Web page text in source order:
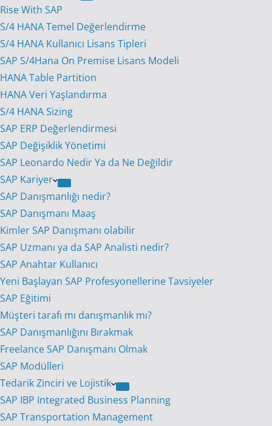
Rise With SAP
S/4 HANA Temel Değerlendirme
S/4 HANA Kullanıcı Lisans Tipleri
SAP S/4Hana On Premise Lisans Modeli
HANA Table Partition
HANA Veri Yaşlandırma
S/4 HANA Sizing
SAP ERP Değerlendirmesi
SAP Değişiklik Yönetimi
SAP Leonardo Nedir Ya da Ne Değildir
SAP Kariyer
SAP Danışmanlığı nedir?
SAP Danışmanı Maaş
Kimler SAP Danışmanı olabilir
SAP Uzmanı ya da SAP Analisti nedir?
SAP Anahtar Kullanıcı
Yeni Başlayan SAP Profesyonellerine Tavsiyeler
SAP Eğitimi
Müşteri tarafı mı danışmanlık mı?
SAP Danışmanlığını Bırakmak
Freelance SAP Danışmanı Olmak
SAP Modülleri
Tedarik Zinciri ve Lojistik
SAP IBP Integrated Business Planning
SAP Transportation Management